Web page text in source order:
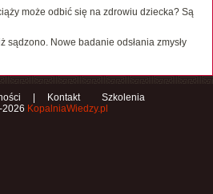
może odbić się na zdrowiu dziecka? Są
sądzono. Nowe badanie odsłania zmysły
Kontakt
Szkolenia
KopalniaWiedzy.pl